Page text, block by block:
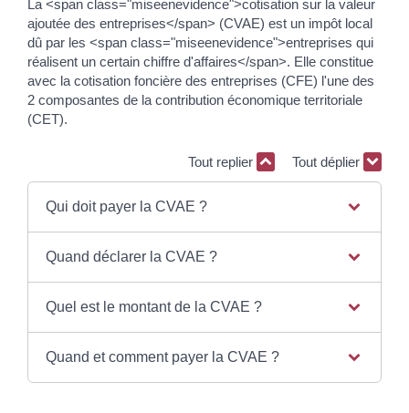
La <span class="miseenevidence">cotisation sur la valeur
ajoutée des entreprises</span> (CVAE) est un impôt local
dû par les <span class="miseenevidence">entreprises qui
réalisent un certain chiffre d'affaires</span>. Elle constitue
avec la cotisation foncière des entreprises (CFE) l'une des
2 composantes de la contribution économique territoriale
(CET).
Tout replier Tout déplier
Qui doit payer la CVAE ?
Quand déclarer la CVAE ?
Quel est le montant de la CVAE ?
Quand et comment payer la CVAE ?